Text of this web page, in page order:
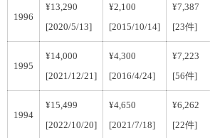
1996
¥13,290
[2020/5/13]
¥2,100
[2015/10/14]
¥7,387
[23件]
1995
¥14,000
[2021/12/21]
¥4,300
[2016/4/24]
¥7,223
[56件]
1994
¥15,499
[2022/10/20]
¥4,650
[2021/7/18]
¥6,262
[22件]